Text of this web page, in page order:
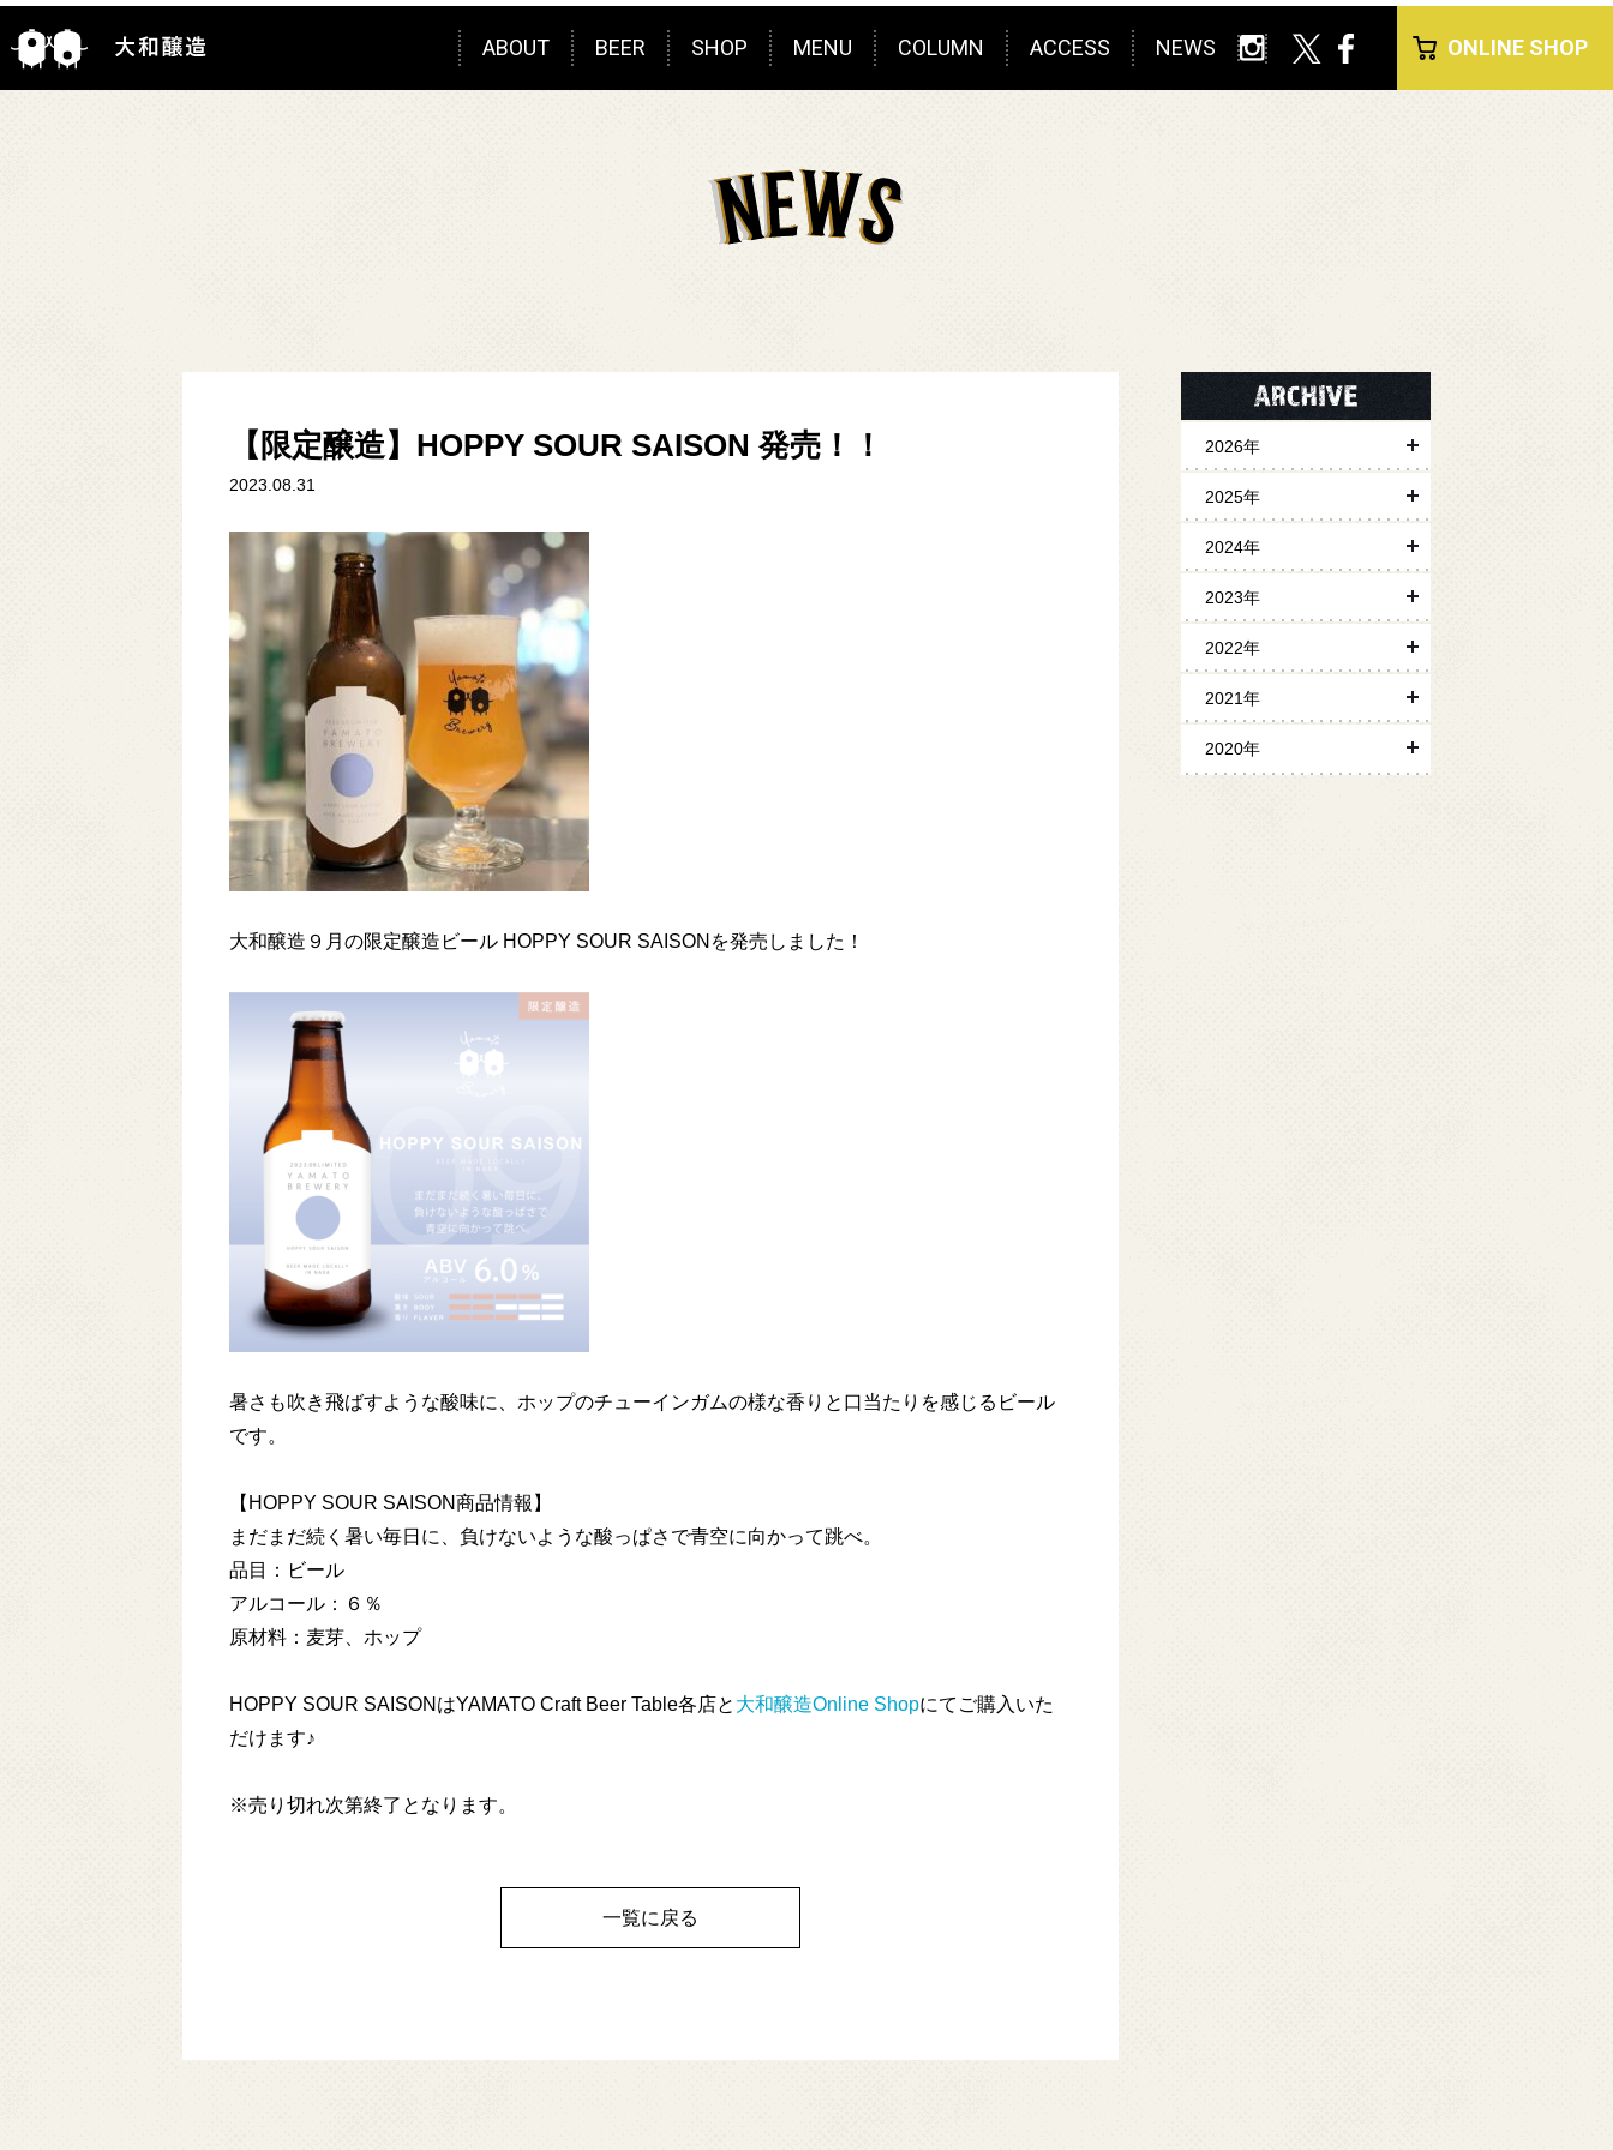
ABOUT BEER SHOP MENU COLUMN ACCESS NEWS ONLINE SHOP
【限定醸造】HOPPY SOUR SAISON 発売！！
2023.08.31
大和醸造９月の限定醸造ビール HOPPY SOUR SAISONを発売しました！
暑さも吹き飛ばすような酸味に、ホップのチューインガムの様な香りと口当たりを感じるビール
です。
【HOPPY SOUR SAISON商品情報】
まだまだ続く暑い毎日に、負けないような酸っぱさで青空に向かって跳べ。
品目：ビール
アルコール：６％
原材料：麦芽、ホップ
HOPPY SOUR SAISONはYAMATO Craft Beer Table各店と 大和醸造Online Shopにてご購入いた
だけます♪
※売り切れ次第終了となります。
一覧に戻る
2026年
2025年
2024年
2023年
2022年
2021年
2020年